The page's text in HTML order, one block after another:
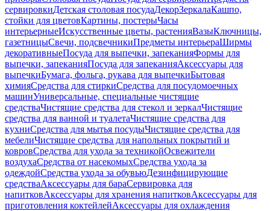
сервировкиДетская столовая посудаДекорЗеркалаКашпо,
стойки для цветовКартины, постерыЧасы
интерьерныеИскусственные цветы, растенияВазыКлючницы,
газетницыСвечи, подсвечникиПредметы интерьераШирмы
декоративныеПосуда для выпечки, запеканияФормы для
выпечки, запеканияПосуда для запеканияАксессуары для
выпечкиБумага, фольга, рукава для выпечкиБытовая
химияСредства для стиркиСредства для посудомоечных
машинУниверсальные, специальные чистящие
средстваЧистящие средства для стекол и зеркалЧистящие
средства для ванной и туалетаЧистящие средства для
кухниСредства для мытья посудыЧистящие средства для
мебелиЧистящие средства для напольных покрытий и
ковровСредства для ухода за техникойОсвежители
воздухаСредства от насекомыхСредства ухода за
одеждойСредства ухода за обувьюДезинфицирующие
средстваАксессуары для бараСервировка для
напитковАксессуары для хранения напитковАксессуары для
приготовления коктейлейАксессуары для охлаждения